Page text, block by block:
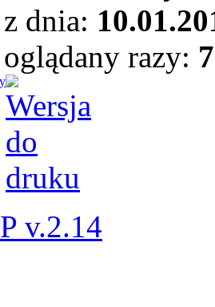
dnia:
razy:
v.2.14